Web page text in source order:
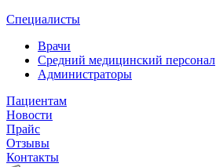
Специалисты
Врачи
Средний медицинский персонал
Администраторы
Пациентам
Новости
Прайс
Отзывы
Контакты